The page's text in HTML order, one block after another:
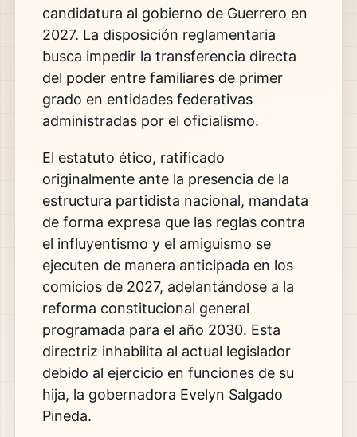
candidatura al gobierno de Guerrero en
2027. La disposición reglamentaria
busca impedir la transferencia directa
del poder entre familiares de primer
grado en entidades federativas
administradas por el oficialismo.
El estatuto ético, ratificado
originalmente ante la presencia de la
estructura partidista nacional, mandata
de forma expresa que las reglas contra
el influyentismo y el amiguismo se
ejecuten de manera anticipada en los
comicios de 2027, adelantándose a la
reforma constitucional general
programada para el año 2030. Esta
directriz inhabilita al actual legislador
debido al ejercicio en funciones de su
hija, la gobernadora Evelyn Salgado
Pineda.